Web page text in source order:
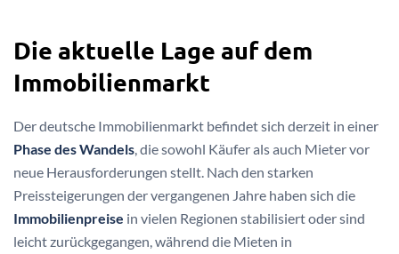
Die aktuelle Lage auf dem
Immobilienmarkt
Der deutsche Immobilienmarkt befindet sich derzeit in einer
Phase des Wandels , die sowohl Käufer als auch Mieter vor
neue Herausforderungen stellt. Nach den starken
Preissteigerungen der vergangenen Jahre haben sich die
Immobilienpreise in vielen Regionen stabilisiert oder sind
leicht zurückgegangen, während die Mieten in